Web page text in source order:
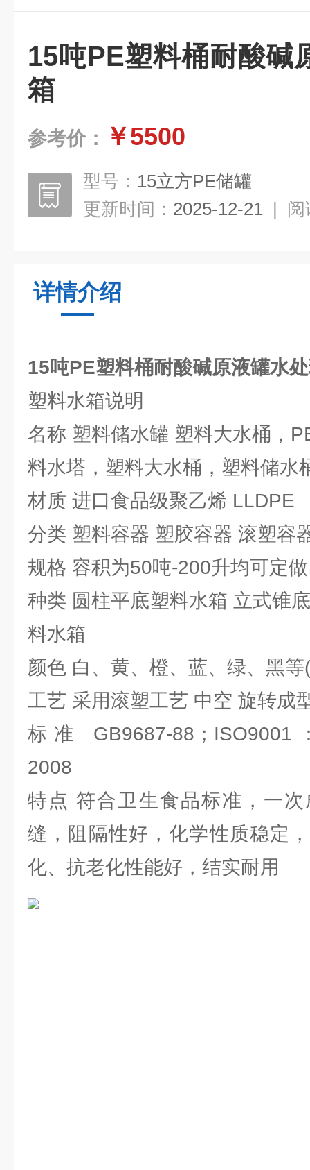
15吨PE塑料桶耐酸碱
箱
参考价： ￥5500
型号： 15立方PE储罐
更新时间： 2025-12-21 | 阅
详情介绍
15吨PE塑料桶耐酸碱原液罐水
塑料水箱说明
名称 塑料储水罐 塑料大水桶，
料水塔，塑料大水桶，塑料储水
材质 进口食品级聚乙烯 LLDPE
分类 塑料容器 塑胶容器 滚塑容
规格 容积为50吨-200升均可定做
种类 圆柱平底塑料水箱 立式锥
料水箱
颜色 白、黄、橙、蓝、绿、黑
工艺 采用滚塑工艺 中空 旋转成
标准 GB9687-88；ISO9001
2008
特点 符合卫生食品标准，一
缝，阻隔性好，化学性质稳定
化、抗老化性能好，结实耐用